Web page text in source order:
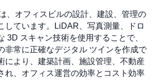
、オフィスビルの設計、建設、管理の
しています。LiDAR、写真測量、ドロ
3D スキャン技術を使用することで、
非常に正確なデジタル ツインを作成で
により、建築計画、施設管理、不動産
れ、オフィス運営の効率とコスト効率